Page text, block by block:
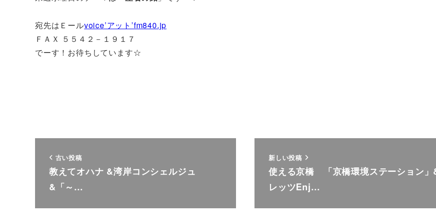
宛先はＥールvoice’アット’fm840.jp
ＦＡＸ ５５４２－１９１７
でーす！お待ちしています☆
古い投稿
教えてオハナ &湾岸コンシェルジュ
&「～…
新しい投稿
使える京橋 「京橋環境ステーション」
レッツEnj…